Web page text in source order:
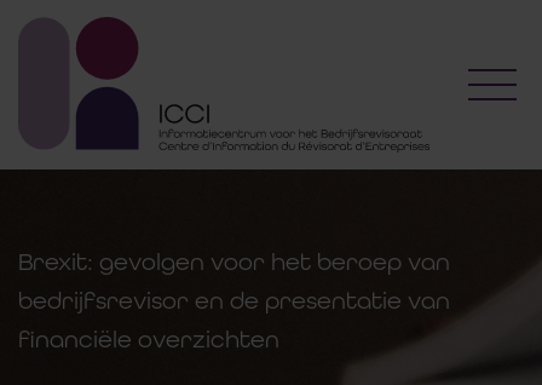
Brexit: gevolgen voor het beroep van
bedrijfsrevisor en de presentatie van
financiële overzichten